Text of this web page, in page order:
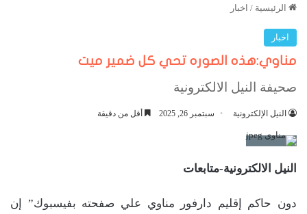
الرئيسية / اخبار
اخبار
مناوي:هذه الصوره تحي كل ضمير ميت
صحيفة النيل الالكترونية
النيل الإلكترونية سبتمبر 26, 2025 أقل من دقيقة
النيل الالكترونية-متابعات
دون حاكم إقليم دارفور مناوي علي صفحته بفيسبوك” إن